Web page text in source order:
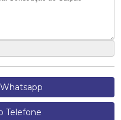
Telefone